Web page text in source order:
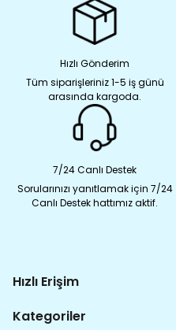
Hızlı Gönderim
Tüm siparişleriniz 1-5 iş günü
arasında kargoda.
7/24 Canlı Destek
Sorularınızı yanıtlamak için 7/24
Canlı Destek hattımız aktif.
Hızlı Erişim
Kategoriler